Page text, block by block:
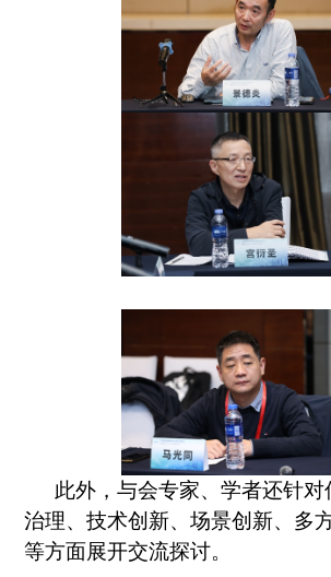
此外，与会专家、学者还针
治理、技术创新、场景创新、多
等方面展开交流探讨。